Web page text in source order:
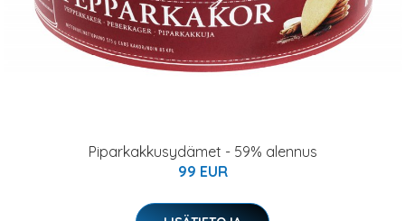
Piparkakkusydämet - 59% alennus
99 EUR